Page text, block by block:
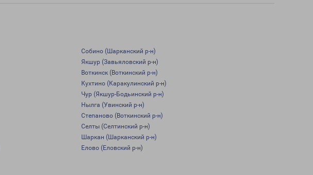
Собино (Шарканский р-н)
Якшур (Завьяловский р-н)
Воткинск (Воткинский р-н)
Кухтино (Каракулинский р-н)
Чур (Якшур-Бодьинский р-н)
Нылга (Увинский р-н)
Степаново (Воткинский р-н)
Селты (Селтинский р-н)
Шаркан (Шарканский р-н)
Елово (Еловский р-н)